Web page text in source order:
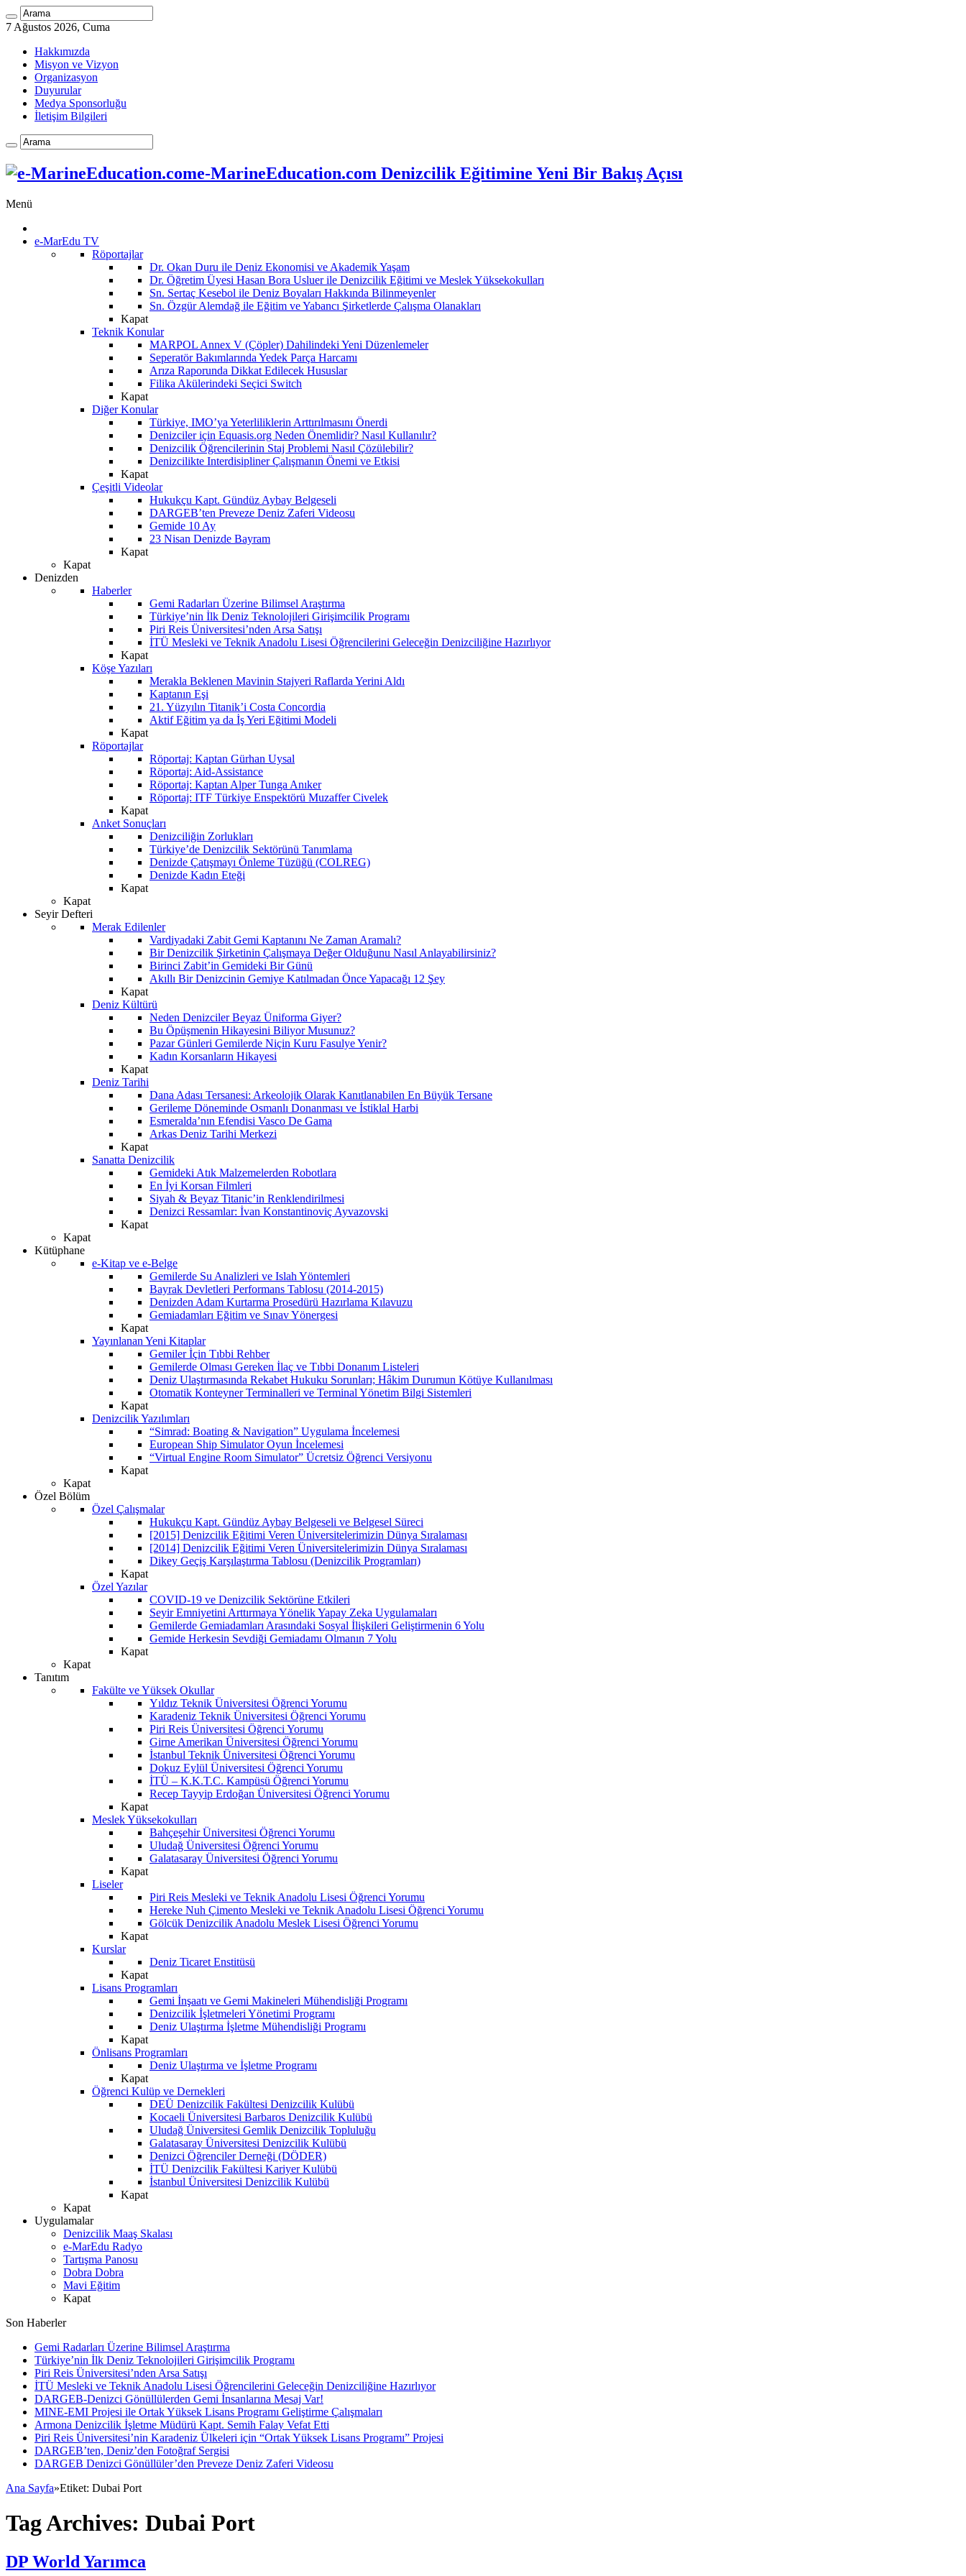
7 Ağustos 2026, Cuma
Hakkımızda
Misyon ve Vizyon
Organizasyon
Duyurular
Medya Sponsorluğu
İletişim Bilgileri
e-MarineEducation.com Denizcilik Eğitimine Yeni Bir Bakış Açısı
Menü
e-MarEdu TV
Röportajlar
Dr. Okan Duru ile Deniz Ekonomisi ve Akademik Yaşam
Dr. Öğretim Üyesi Hasan Bora Usluer ile Denizcilik Eğitimi ve Meslek Yüksekokulları
Sn. Sertaç Kesebol ile Deniz Boyaları Hakkında Bilinmeyenler
Sn. Özgür Alemdağ ile Eğitim ve Yabancı Şirketlerde Çalışma Olanakları
Kapat
Teknik Konular
MARPOL Annex V (Çöpler) Dahilindeki Yeni Düzenlemeler
Seperatör Bakımlarında Yedek Parça Harcamı
Arıza Raporunda Dikkat Edilecek Hususlar
Filika Akülerindeki Seçici Switch
Kapat
Diğer Konular
Türkiye, IMO’ya Yeterliliklerin Arttırılmasını Önerdi
Denizciler için Equasis.org Neden Önemlidir? Nasıl Kullanılır?
Denizcilik Öğrencilerinin Staj Problemi Nasıl Çözülebilir?
Denizcilikte Interdisipliner Çalışmanın Önemi ve Etkisi
Kapat
Çeşitli Videolar
Hukukçu Kapt. Gündüz Aybay Belgeseli
DARGEB’ten Preveze Deniz Zaferi Videosu
Gemide 10 Ay
23 Nisan Denizde Bayram
Kapat
Kapat
Denizden
Haberler
Gemi Radarları Üzerine Bilimsel Araştırma
Türkiye’nin İlk Deniz Teknolojileri Girişimcilik Programı
Piri Reis Üniversitesi’nden Arsa Satışı
İTÜ Mesleki ve Teknik Anadolu Lisesi Öğrencilerini Geleceğin Denizciliğine Hazırlıyor
Kapat
Köşe Yazıları
Merakla Beklenen Mavinin Stajyeri Raflarda Yerini Aldı
Kaptanın Eşi
21. Yüzyılın Titanik’i Costa Concordia
Aktif Eğitim ya da İş Yeri Eğitimi Modeli
Kapat
Röportajlar
Röportaj: Kaptan Gürhan Uysal
Röportaj: Aid-Assistance
Röportaj: Kaptan Alper Tunga Anıker
Röportaj: ITF Türkiye Enspektörü Muzaffer Civelek
Kapat
Anket Sonuçları
Denizciliğin Zorlukları
Türkiye’de Denizcilik Sektörünü Tanımlama
Denizde Çatışmayı Önleme Tüzüğü (COLREG)
Denizde Kadın Eteği
Kapat
Kapat
Seyir Defteri
Merak Edilenler
Vardiyadaki Zabit Gemi Kaptanını Ne Zaman Aramalı?
Bir Denizcilik Şirketinin Çalışmaya Değer Olduğunu Nasıl Anlayabilirsiniz?
Birinci Zabit’in Gemideki Bir Günü
Akıllı Bir Denizcinin Gemiye Katılmadan Önce Yapacağı 12 Şey
Kapat
Deniz Kültürü
Neden Denizciler Beyaz Üniforma Giyer?
Bu Öpüşmenin Hikayesini Biliyor Musunuz?
Pazar Günleri Gemilerde Niçin Kuru Fasulye Yenir?
Kadın Korsanların Hikayesi
Kapat
Deniz Tarihi
Dana Adası Tersanesi: Arkeolojik Olarak Kanıtlanabilen En Büyük Tersane
Gerileme Döneminde Osmanlı Donanması ve İstiklal Harbi
Esmeralda’nın Efendisi Vasco De Gama
Arkas Deniz Tarihi Merkezi
Kapat
Sanatta Denizcilik
Gemideki Atık Malzemelerden Robotlara
En İyi Korsan Filmleri
Siyah & Beyaz Titanic’in Renklendirilmesi
Denizci Ressamlar: İvan Konstantinoviç Ayvazovski
Kapat
Kapat
Kütüphane
e-Kitap ve e-Belge
Gemilerde Su Analizleri ve Islah Yöntemleri
Bayrak Devletleri Performans Tablosu (2014-2015)
Denizden Adam Kurtarma Prosedürü Hazırlama Kılavuzu
Gemiadamları Eğitim ve Sınav Yönergesi
Kapat
Yayınlanan Yeni Kitaplar
Gemiler İçin Tıbbi Rehber
Gemilerde Olması Gereken İlaç ve Tıbbi Donanım Listeleri
Deniz Ulaştırmasında Rekabet Hukuku Sorunları; Hâkim Durumun Kötüye Kullanılması
Otomatik Konteyner Terminalleri ve Terminal Yönetim Bilgi Sistemleri
Kapat
Denizcilik Yazılımları
“Simrad: Boating & Navigation” Uygulama İncelemesi
European Ship Simulator Oyun İncelemesi
“Virtual Engine Room Simulator” Ücretsiz Öğrenci Versiyonu
Kapat
Kapat
Özel Bölüm
Özel Çalışmalar
Hukukçu Kapt. Gündüz Aybay Belgeseli ve Belgesel Süreci
[2015] Denizcilik Eğitimi Veren Üniversitelerimizin Dünya Sıralaması
[2014] Denizcilik Eğitimi Veren Üniversitelerimizin Dünya Sıralaması
Dikey Geçiş Karşılaştırma Tablosu (Denizcilik Programları)
Kapat
Özel Yazılar
COVID-19 ve Denizcilik Sektörüne Etkileri
Seyir Emniyetini Arttırmaya Yönelik Yapay Zeka Uygulamaları
Gemilerde Gemiadamları Arasındaki Sosyal İlişkileri Geliştirmenin 6 Yolu
Gemide Herkesin Sevdiği Gemiadamı Olmanın 7 Yolu
Kapat
Kapat
Tanıtım
Fakülte ve Yüksek Okullar
Yıldız Teknik Üniversitesi Öğrenci Yorumu
Karadeniz Teknik Üniversitesi Öğrenci Yorumu
Piri Reis Üniversitesi Öğrenci Yorumu
Girne Amerikan Üniversitesi Öğrenci Yorumu
İstanbul Teknik Üniversitesi Öğrenci Yorumu
Dokuz Eylül Üniversitesi Öğrenci Yorumu
İTÜ – K.K.T.C. Kampüsü Öğrenci Yorumu
Recep Tayyip Erdoğan Üniversitesi Öğrenci Yorumu
Kapat
Meslek Yüksekokulları
Bahçeşehir Üniversitesi Öğrenci Yorumu
Uludağ Üniversitesi Öğrenci Yorumu
Galatasaray Üniversitesi Öğrenci Yorumu
Kapat
Liseler
Piri Reis Mesleki ve Teknik Anadolu Lisesi Öğrenci Yorumu
Hereke Nuh Çimento Mesleki ve Teknik Anadolu Lisesi Öğrenci Yorumu
Gölcük Denizcilik Anadolu Meslek Lisesi Öğrenci Yorumu
Kapat
Kurslar
Deniz Ticaret Enstitüsü
Kapat
Lisans Programları
Gemi İnşaatı ve Gemi Makineleri Mühendisliği Programı
Denizcilik İşletmeleri Yönetimi Programı
Deniz Ulaştırma İşletme Mühendisliği Programı
Kapat
Önlisans Programları
Deniz Ulaştırma ve İşletme Programı
Kapat
Öğrenci Kulüp ve Dernekleri
DEÜ Denizcilik Fakültesi Denizcilik Kulübü
Kocaeli Üniversitesi Barbaros Denizcilik Kulübü
Uludağ Üniversitesi Gemlik Denizcilik Topluluğu
Galatasaray Üniversitesi Denizcilik Kulübü
Denizci Öğrenciler Derneği (DÖDER)
İTÜ Denizcilik Fakültesi Kariyer Kulübü
İstanbul Üniversitesi Denizcilik Kulübü
Kapat
Kapat
Uygulamalar
Denizcilik Maaş Skalası
e-MarEdu Radyo
Tartışma Panosu
Dobra Dobra
Mavi Eğitim
Kapat
Son Haberler
Gemi Radarları Üzerine Bilimsel Araştırma
Türkiye’nin İlk Deniz Teknolojileri Girişimcilik Programı
Piri Reis Üniversitesi’nden Arsa Satışı
İTÜ Mesleki ve Teknik Anadolu Lisesi Öğrencilerini Geleceğin Denizciliğine Hazırlıyor
DARGEB-Denizci Gönüllülerden Gemi İnsanlarına Mesaj Var!
MINE-EMI Projesi ile Ortak Yüksek Lisans Programı Geliştirme Çalışmaları
Armona Denizcilik İşletme Müdürü Kapt. Semih Falay Vefat Etti
Piri Reis Üniversitesi’nin Karadeniz Ülkeleri için “Ortak Yüksek Lisans Programı” Projesi
DARGEB’ten, Deniz’den Fotoğraf Sergisi
DARGEB Denizci Gönüllüler’den Preveze Deniz Zaferi Videosu
Ana Sayfa»Etiket: Dubai Port
Tag Archives: Dubai Port
DP World Yarımca